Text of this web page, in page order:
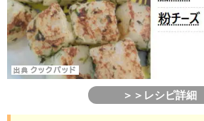
＞＞レシピ詳細